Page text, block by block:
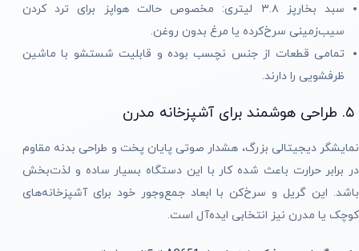
سبد بخارپز ۳.۸ لیتری: مخصوص حالت هواپز برای ترد کردن
سیب‌زمینی سرخ‌کرده یا مرغ بدون روغن.
تمامی قطعات از جنس نچسب بوده و قابلیت شستشو با ماشین
ظرفشویی را دارند.
نمایشگر دیجیتالی بزرگ، هشدار صوتی پایان پخت و طراحی بدنه مقاوم
در برابر حرارت باعث شده کار با این دستگاه بسیار ساده و لذت‌بخش
باشد. این گریل و سرخ‌کن با ابعاد جمع‌وجور خود برای آشپزخانه‌های
کوچک یا مدرن نیز انتخابی ایده‌آل است.